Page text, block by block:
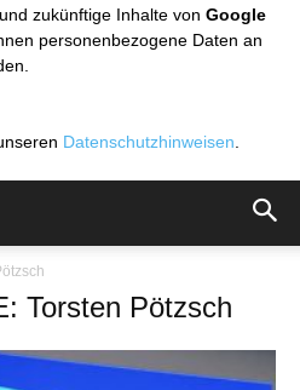
zukünftige Inhalte von Google
personenbezogene Daten an
Datenschutzhinweisen
Torsten Pötzsch